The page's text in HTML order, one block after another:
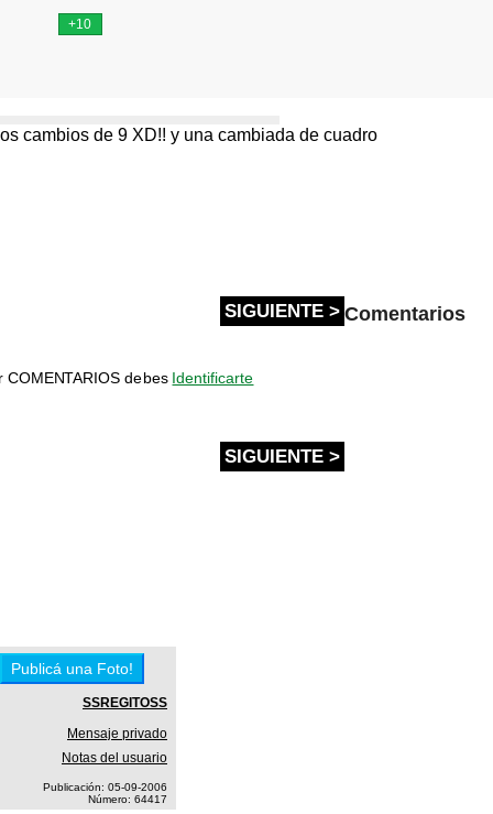
cambios de 9 XD!! y una cambiada de cuadro
SIGUIENTE > Comentarios
COMENTARIOS debes Identificarte
SIGUIENTE >
SSREGITOSS
Mensaje privado
Notas del usuario
Publicación: 05-09-2006
Número: 64417